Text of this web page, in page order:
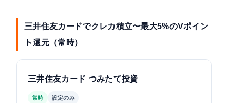
三井住友カードでクレカ積立〜最大5%のVポイン
ト還元（常時）
三井住友カード つみたて投資
常時 設定のみ